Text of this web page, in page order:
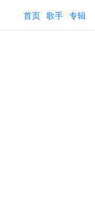
首页 歌手 专辑